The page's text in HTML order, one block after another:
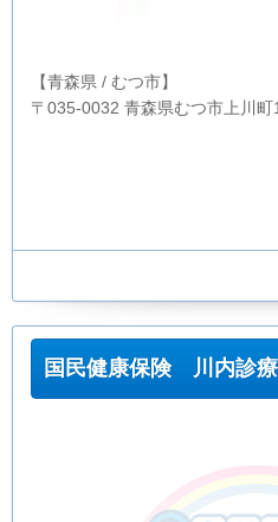
【青森県 / むつ市】
〒035-0032 青森県むつ市上川町
国民健康保険 川内診